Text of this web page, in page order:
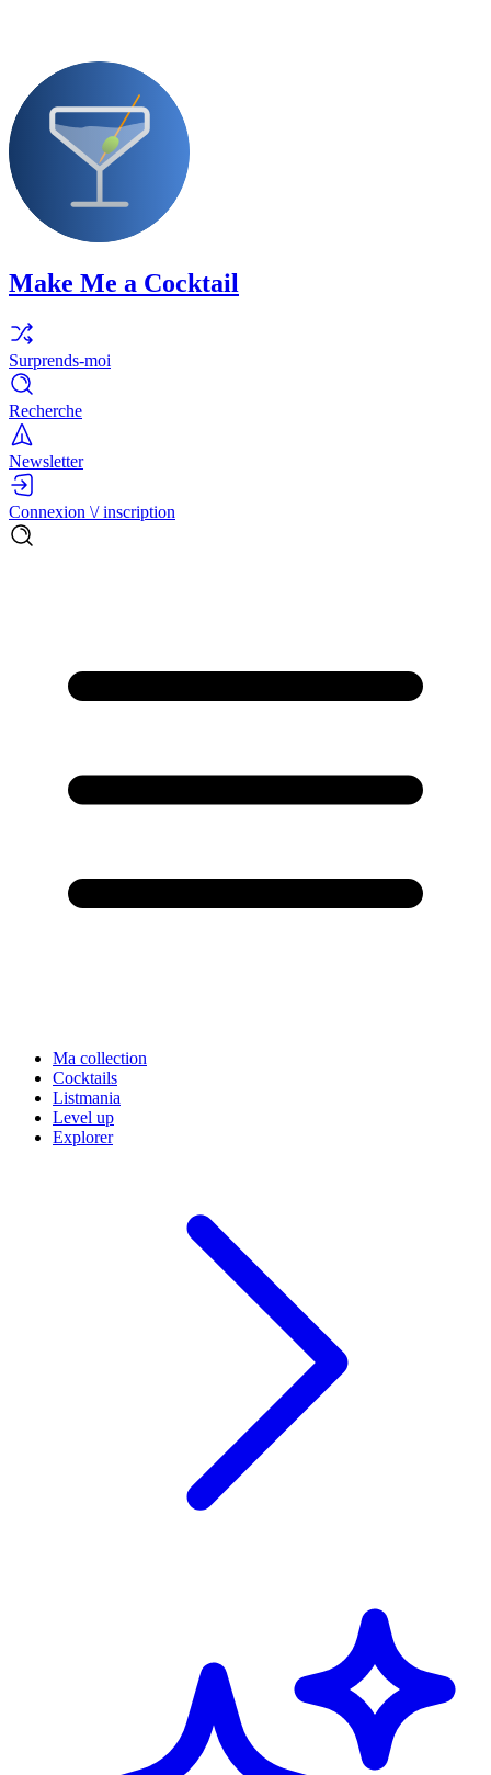
Make Me a Cocktail
Surprends-moi
Recherche
Newsletter
Connexion \/ inscription
Ma collection
Cocktails
Listmania
Level up
Explorer